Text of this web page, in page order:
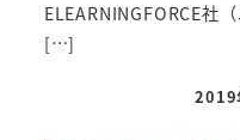
ELEARNINGFORCE社
[…]
投稿
2019